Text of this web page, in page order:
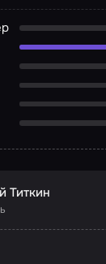
Титкин